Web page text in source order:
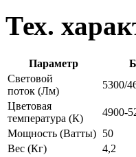
Тех.
Параметр
Световой
поток (Лм)
5300/
Цветовая
температура (К)
4900-
Мощность (Ватты) 50
Вес (Кг) 4,2